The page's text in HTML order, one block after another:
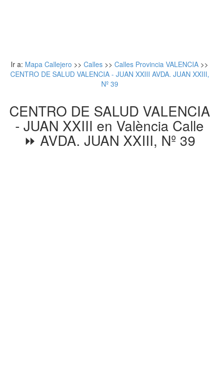
Ir a: Mapa Callejero >> Calles >> Calles Provincia VALENCIA >>
CENTRO DE SALUD VALENCIA - JUAN XXIII AVDA. JUAN XXIII,
Nº 39
CENTRO DE SALUD VALENCIA
- JUAN XXIII en València Calle
⏩ AVDA. JUAN XXIII, Nº 39